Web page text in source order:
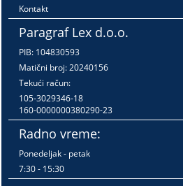
Kontakt
Paragraf Lex d.o.o.
PIB: 104830593
Matični broj: 20240156
Tekući račun:
105-3029346-18
160-0000000380290-23
Radno vreme:
Ponedeljak - petak
7:30 - 15:30